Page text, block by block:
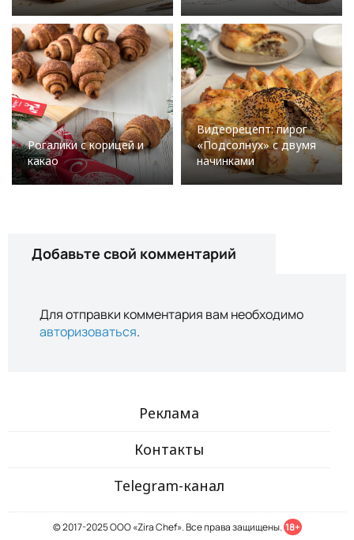
Рогалики с корицей и
какао
Видеорецепт: пирог
«Подсолнух» с двумя
начинками
Добавьте свой комментарий
Для отправки комментария вам необходимо
авторизоваться.
Реклама
Контакты
Telegram-канал
© 2017-2025 ООО «Zira Chef». Все права защищены. 18+